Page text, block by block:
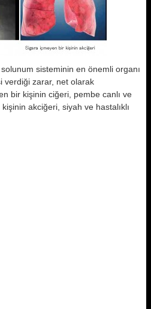
sisteminin en önemli organı
verdiği zarar, net olarak
bir kişinin ciğeri, pembe canlı ve
akciğeri, siyah ve hastalıklı